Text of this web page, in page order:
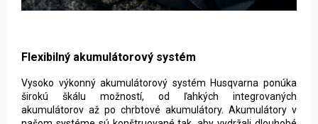
Flexibilný akumulátorový systém
Vysoko výkonný akumulátorový systém Husqvarna ponúka
širokú škálu možností, od ľahkých integrovaných
akumulátorov až po chrbtové akumulátory. Akumulátory v